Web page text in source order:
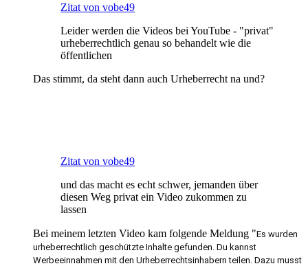
Zitat von vobe49
Leider werden die Videos bei YouTube - "privat"
urheberrechtlich genau so behandelt wie die
öffentlichen
Das stimmt, da steht dann auch Urheberrecht na und?
Zitat von vobe49
und das macht es echt schwer, jemanden über
diesen Weg privat ein Video zukommen zu
lassen
Bei meinem letzten Video kam folgende Meldung "Es wurden
urheberrechtlich geschützte Inhalte gefunden. Du kannst
Werbeeinnahmen mit den Urheberrechtsinhabern teilen. Dazu musst